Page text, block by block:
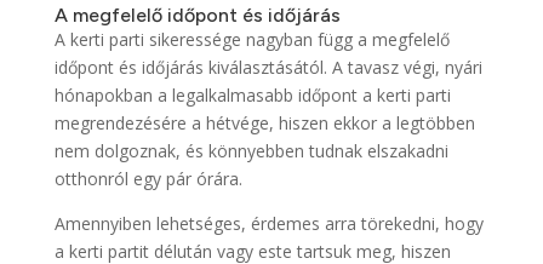
A megfelelő időpont és időjárás
A kerti parti sikeressége nagyban függ a megfelelő
időpont és időjárás kiválasztásától. A tavasz végi, nyári
hónapokban a legalkalmasabb időpont a kerti parti
megrendezésére a hétvége, hiszen ekkor a legtöbben
nem dolgoznak, és könnyebben tudnak elszakadni
otthonról egy pár órára.
Amennyiben lehetséges, érdemes arra törekedni, hogy
a kerti partit délután vagy este tartsuk meg, hiszen